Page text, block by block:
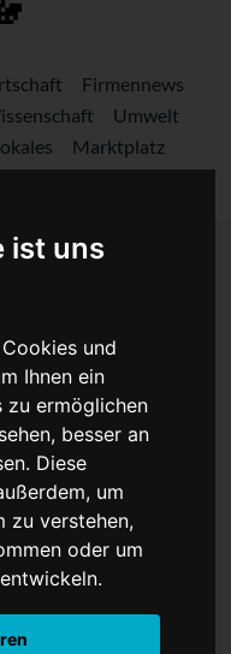
ist uns
und
Ihnen ein
zu ermöglichen
besser an
Diese
um
zu verstehen,
oder um
Firmennews
Umwelt
Marktplatz
EU-